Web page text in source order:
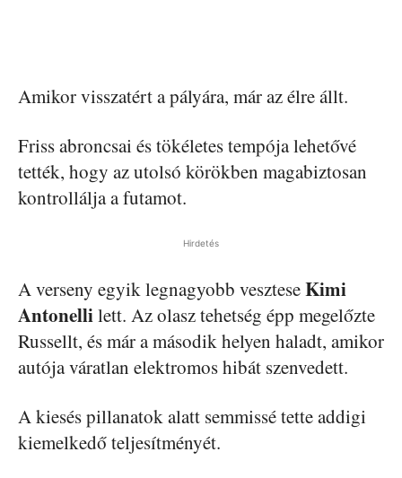
Amikor visszatért a pályára, már az élre állt.
Friss abroncsai és tökéletes tempója lehetővé
tették, hogy az utolsó körökben magabiztosan
kontrollálja a futamot.
Hirdetés
A verseny egyik legnagyobb veszteseKimi
Antonellilett. Az olasz tehetség épp megelőzte
Russellt, és már a második helyen haladt, amikor
autója váratlan elektromos hibát szenvedett.
A kiesés pillanatok alatt semmissé tette addigi
kiemelkedő teljesítményét.